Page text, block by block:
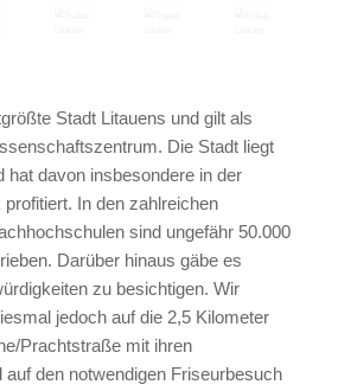
Stadt Litauens und gilt als
Die Stadt liegt
hat davon insbesondere in der
In den zahlreichen
sind ungefähr 50.000
Darüber hinaus gäbe es
zu besichtigen. Wir
jedoch auf die 2,5 Kilometer
Prachtstraße mit ihren
auf den notwendigen Friseurbesuch